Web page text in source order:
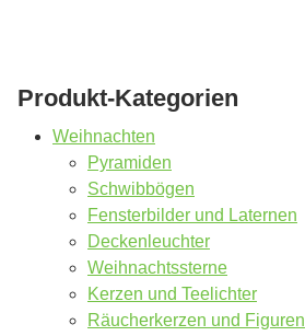
Produkt-Kategorien
Weihnachten
Pyramiden
Schwibbögen
Fensterbilder und Laternen
Deckenleuchter
Weihnachtssterne
Kerzen und Teelichter
Räucherkerzen und Figuren